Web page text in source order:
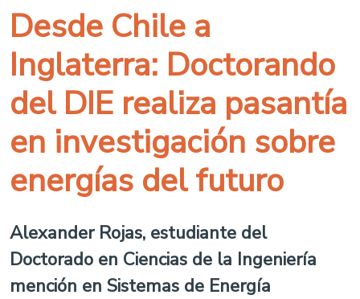
Desde Chile a
Inglaterra: Doctorando
del DIE realiza pasantía
en investigación sobre
energías del futuro
Alexander Rojas, estudiante del
Doctorado en Ciencias de la Ingeniería
mención en Sistemas de Energía